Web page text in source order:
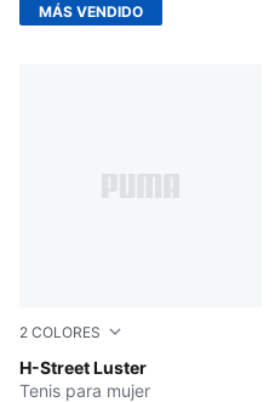
MÁS VENDIDO
2 COLORES
H-Street Luster
Powder Pink-Birch
Tenis para mujer